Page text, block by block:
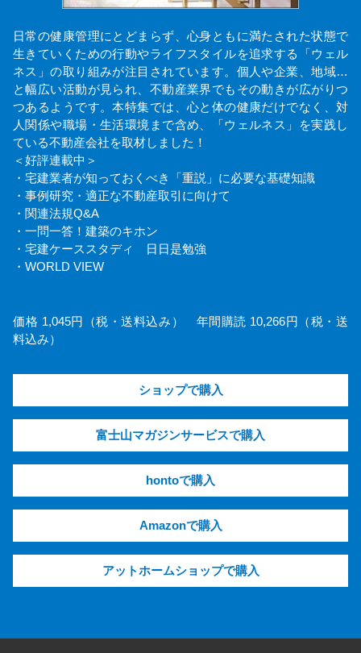
日常の健康管理にとどまらず、心身ともに満たされた状態で
生きていくための行動やライフスタイルを追求する「ウェル
ネス」の取り組みが注目されています。個人や企業、地域…
と幅広い活動が見られ、不動産業界でもその動きが広がりつ
つあるようです。本特集では、心と体の健康だけでなく、対
人関係や職場・生活環境まで含め、「ウェルネス」を実践し
ている不動産会社を取材しました！
＜好評連載中＞
・宅建業者が知っておくべき「重説」に必要な基礎知識
・事例研究・適正な不動産取引に向けて
・関連法規Q&A
・一問一答！建築のキホン
・宅建ケーススタディ 日日是勉強
・WORLD VIEW
価格 1,045円（税・送料込み） 年間購読 10,266円（税・送
料込み）
ショップで購入
富士山マガジンサービスで購入
hontoで購入
Amazonで購入
アットホームショップで購入